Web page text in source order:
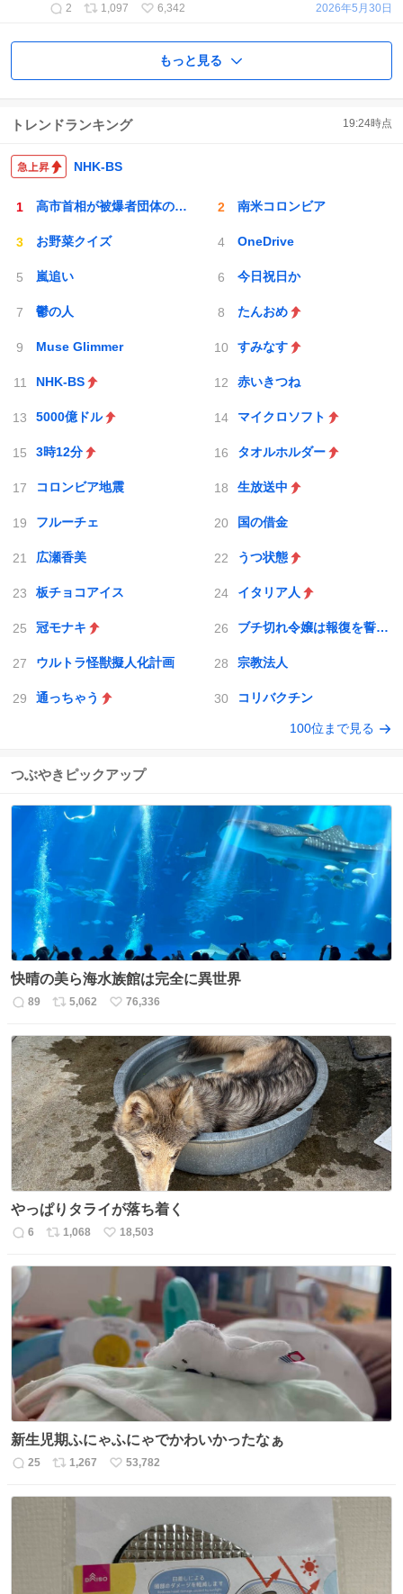
2
1,097 6,342 2026年5月30日
もっと見る
トレンドランキング 19:24時点
NHK-BS
高市首相が被爆者団体の会長から話を聞く姿 南米コロンビア
お野菜クイズ OneDrive
嵐追い 今日祝日か
鬱の人 たんおめ
Muse Glimmer すみなす
NHK-BS 赤いきつね
5000億ドル マイクロソフト
3時12分 タオルホルダー
コロンビア地震 生放送中
フルーチェ 国の借金
広瀬香美 うつ状態
板チョコアイス イタリア人
冠モナキ ブチ切れ令嬢は報復を誓いました。
ウルトラ怪獣擬人化計画 宗教法人
通っちゃう コリバクチン
100位まで見る
つぶやきピックアップ
快晴の美ら海水族館は完全に異世界
返
数
89
リ
ス
ト
数
5,062
い
ね
数
76,336
やっぱりタライが落ち着く
返
数
6
リ
数
1,068
い
数
18,503
新生児期ふにゃふにゃでかわいかったなぁ
返
25
リ
1,267
い
53,782